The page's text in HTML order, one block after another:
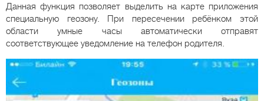
Данная функция позволяет выделить на карте приложения
специальную геозону. При пересечении ребёнком этой
области умные часы автоматически отправят
соответствующее уведомление на телефон родителя.